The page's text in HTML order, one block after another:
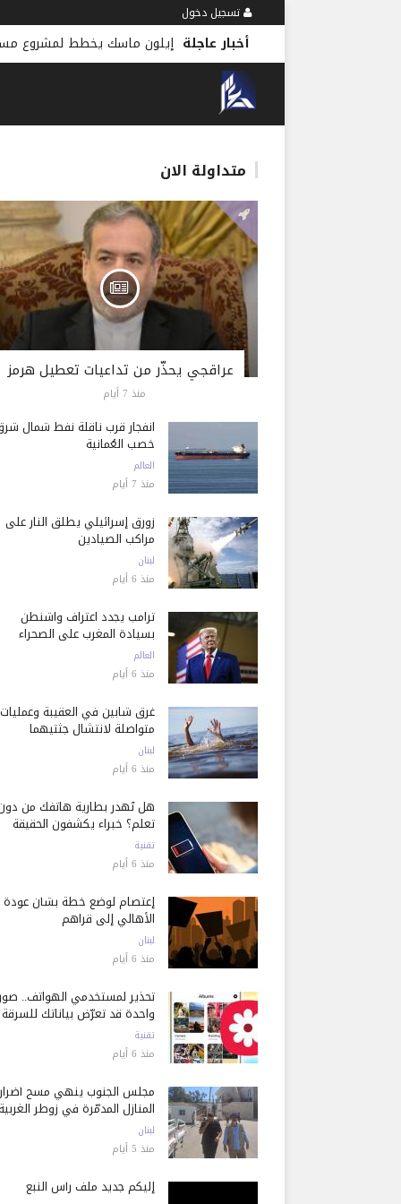
تسجيل دخول
أخبار عاجلة إيلون ماسك يخطط لمشروع
متداولة الان
عراقجي يحذّر من تداعيات تعطيل هرمز
منذ 7 أيام
انفجار قرب ناقلة نفط شمال
خصب العُمانية
العالم
منذ 7 أيام
زورق إسرائيلي يطلق النار على
مراكب الصيادين
لبنان
منذ 6 أيام
ترامب يجدد اعتراف واشنطن
بسيادة المغرب على الصحراء
العالم
منذ 6 أيام
غرق شابين في العقيبة وعمليات
متواصلة لانتشال جثتيهما
لبنان
منذ 6 أيام
هل تُهدر بطارية هاتفك من
تعلم؟ خبراء يكشفون الحقيقة
تقنية
منذ 6 أيام
إعتصام لوضع خطة بشأن عودة
الأهالي إلى قراهم
لبنان
منذ 6 أيام
تحذير لمستخدمي الهواتف..
واحدة قد تعرّض بياناتك للسرقة
تقنية
منذ 6 أيام
مجلس الجنوب ينهي مسح أضرار
المنازل المدمّرة في زوطر الغربية
لبنان
منذ 5 أيام
إليكم جديد ملف رأس النبع